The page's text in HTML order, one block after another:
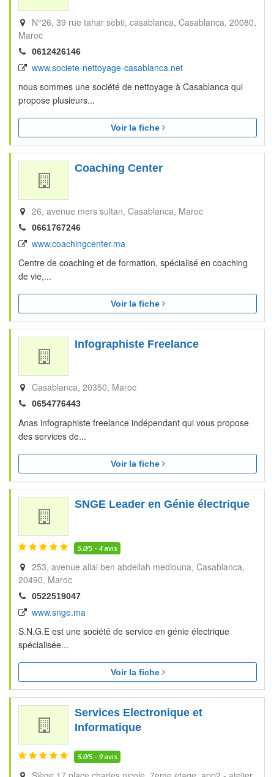
N°26, 39 rue tahar sebti, casablanca Casablanca 20080
Maroc
0612426146
www.societe-nettoyage-casablanca.net
nous sommes une société de nettoyage à Casablanca qui
propose plusieurs...
Voir la fiche
Coaching Center
26, avenue mers sultan Casablanca Maroc
0661767246
www.coachingcenter.ma
Centre de coaching et de formation, spécialisé en coaching
de vie,...
Voir la fiche
Infographiste Freelance
Casablanca 20350 Maroc
0654776443
Anas infographiste freelance indépendant qui vous propose
des services de...
Voir la fiche
SNGE Leader en Génie électrique
5.0/5 - 4avis
253, avenue allal ben abdellah mediouna Casablanca
20490 Maroc
0522519047
www.snge.ma
S.N.G.E est une société de service en génie électrique
spécialisée...
Voir la fiche
Services Electronique et
Informatique
5.0/5 - 9avis